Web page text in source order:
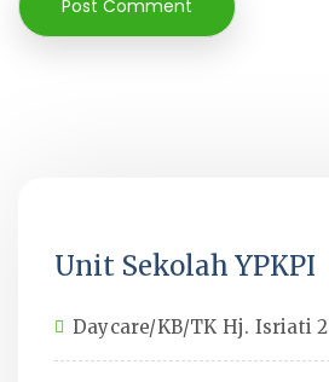
Unit Sekolah YPKPI
Daycare/KB/TK Hj. Isriati 2